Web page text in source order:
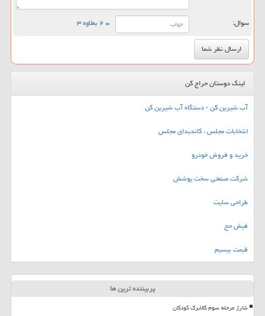
سوال: = ۲ بعلاوه ۳
لینک دوستان حراج کن
آب شیرین کن - دستگاه آب شیرین کن
انتخابات مجلس ، کاندیدای مجلس
خرید و فروش خودرو
شرکت صنعتی سخت پوشش
طراحی سایت
فیش حج
قیمت بیسیم
پربیننده ترین ها
شارژ مرحله سوم کالابرگ کودکان